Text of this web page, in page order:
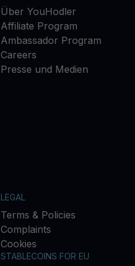
Über YouHodler
Affiliate Program
Ambassador Program
Careers
Presse und Medien
LEGAL
Terms & Policies
Complaints
Cookies
STABLECOINS FOR EU